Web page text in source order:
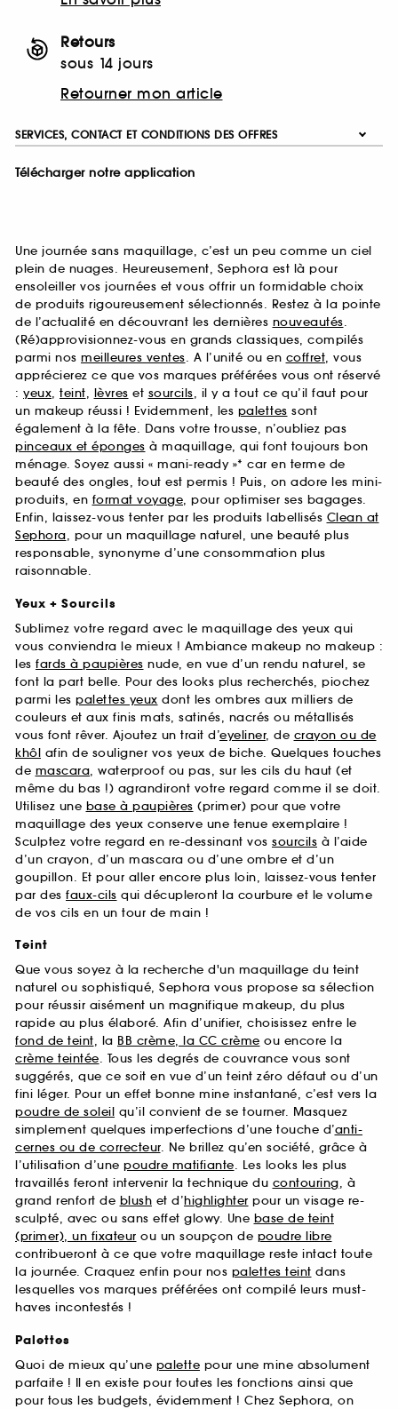
Retours
sous 14 jours
Retourner mon article
SERVICES, CONTACT ET CONDITIONS DES OFFRES
Télécharger notre application
Une journée sans maquillage, c’est un peu comme un ciel
plein de nuages. Heureusement, Sephora est là pour
ensoleiller vos journées et vous offrir un formidable choix
de produits rigoureusement sélectionnés. Restez à la pointe
de l’actualité en découvrant les dernières nouveautés.
(Ré)approvisionnez-vous en grands classiques, compilés
parmi nos meilleures ventes. A l’unité ou en coffret, vous
apprécierez ce que vos marques préférées vous ont réservé
: yeux, teint, lèvres et sourcils, il y a tout ce qu’il faut pour
un makeup réussi ! Evidemment, les palettes sont
également à la fête. Dans votre trousse, n’oubliez pas
pinceaux et éponges à maquillage, qui font toujours bon
ménage. Soyez aussi « mani-ready »* car en terme de
beauté des ongles, tout est permis ! Puis, on adore les mini-
produits, en format voyage, pour optimiser ses bagages.
Enfin, laissez-vous tenter par les produits labellisés Clean at
Sephora, pour un maquillage naturel, une beauté plus
responsable, synonyme d’une consommation plus
raisonnable.
Yeux + Sourcils
Sublimez votre regard avec le maquillage des yeux qui
vous conviendra le mieux ! Ambiance makeup no makeup :
les fards à paupières nude, en vue d’un rendu naturel, se
font la part belle. Pour des looks plus recherchés, piochez
parmi les palettes yeux dont les ombres aux milliers de
couleurs et aux finis mats, satinés, nacrés ou métallisés
vous font rêver. Ajoutez un trait d’eyeliner, de crayon ou de
khôl afin de souligner vos yeux de biche. Quelques touches
de mascara, waterproof ou pas, sur les cils du haut (et
même du bas !) agrandiront votre regard comme il se doit.
Utilisez une base à paupières (primer) pour que votre
maquillage des yeux conserve une tenue exemplaire !
Sculptez votre regard en re-dessinant vos sourcils à l’aide
d’un crayon, d’un mascara ou d’une ombre et d’un
goupillon. Et pour aller encore plus loin, laissez-vous tenter
par des faux-cils qui décupleront la courbure et le volume
de vos cils en un tour de main !
Teint
Que vous soyez à la recherche d'un maquillage du teint
naturel ou sophistiqué, Sephora vous propose sa sélection
pour réussir aisément un magnifique makeup, du plus
rapide au plus élaboré. Afin d’unifier, choisissez entre le
fond de teint, la BB crème, la CC crème ou encore la
crème teintée. Tous les degrés de couvrance vous sont
suggérés, que ce soit en vue d’un teint zéro défaut ou d’un
fini léger. Pour un effet bonne mine instantané, c’est vers la
poudre de soleil qu’il convient de se tourner. Masquez
simplement quelques imperfections d’une touche d’anti-
cernes ou de correcteur. Ne brillez qu’en société, grâce à
l’utilisation d’une poudre matifiante. Les looks les plus
travaillés feront intervenir la technique du contouring, à
grand renfort de blush et d’highlighter pour un visage re-
sculpté, avec ou sans effet glowy. Une base de teint
(primer), un fixateur ou un soupçon de poudre libre
contribueront à ce que votre maquillage reste intact toute
la journée. Craquez enfin pour nos palettes teint dans
lesquelles vos marques préférées ont compilé leurs must-
haves incontestés !
Palettes
Quoi de mieux qu’une palette pour une mine absolument
parfaite ! Il en existe pour toutes les fonctions ainsi que
pour tous les budgets, évidemment ! Chez Sephora, on